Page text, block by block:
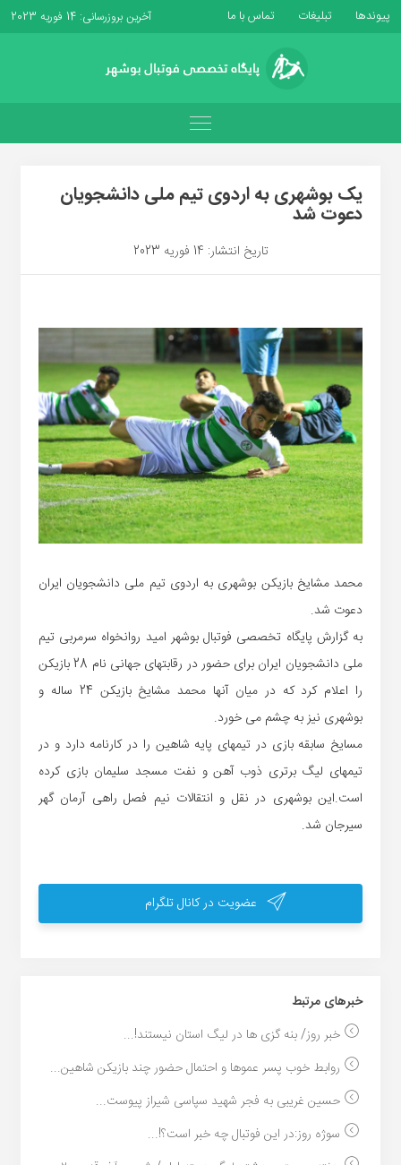
پیوندها تبلیغات تماس با ما آخرین بروزرسانی: 14 فوریه 2023
یک بوشهری به اردوی تیم ملی دانشجویان
دعوت شد
تاریخ انتشار: 14 فوریه 2023
محمد مشایخ بازیکن بوشهری به اردوی تیم ملی دانشجویان ایران
دعوت شد.
به گزارش پایگاه تخصصی فوتبال بوشهر امید روانخواه سرمربی تیم
ملی دانشجویان ایران برای حضور در رقابتهای جهانی نام 28 بازیکن
را اعلام کرد که در میان آنها محمد مشایخ بازیکن 24 ساله و
بوشهری نیز به چشم می خورد.
مسایخ سابقه بازی در تیمهای پایه شاهین را در کارنامه دارد و در
تیمهای لیگ برتری ذوب آهن و نفت مسجد سلیمان بازی کرده
است.این بوشهری در نقل و انتقالات نیم فصل راهی آرمان گهر
سیرجان شد.
عضویت در کانال تلگرام
خبر‌های مرتبط
خبر روز/ بنه گزی ها در لیگ استان نیستند!...
روابط خوب پسر عموها و احتمال حضور چند بازیکن شاهین...
حسین غریبی به فجر شهید سپاسی شیراز پیوست...
سوژه روز:در این فوتبال چه خبر است؟!...